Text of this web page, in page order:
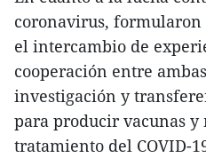
coronavirus,
el intercambio de
cooperación entre
investigación y
para producir vacunas
tratamiento del COVID-